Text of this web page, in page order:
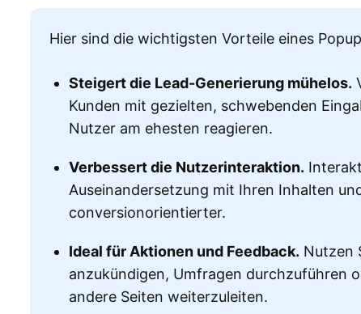
Hier sind die wichtigsten Vorteile eines
Steigert die Lead-Generierung mühelos.
Kunden mit gezielten, schwebenden
Nutzer am ehesten reagieren.
Verbessert die Nutzerinteraktion.
Auseinandersetzung mit Ihren Inhalten
conversionorientierter.
Ideal für Aktionen und Feedback. Nutzen
anzukündigen, Umfragen durchzuführen
andere Seiten weiterzuleiten.